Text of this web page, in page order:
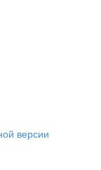
версии